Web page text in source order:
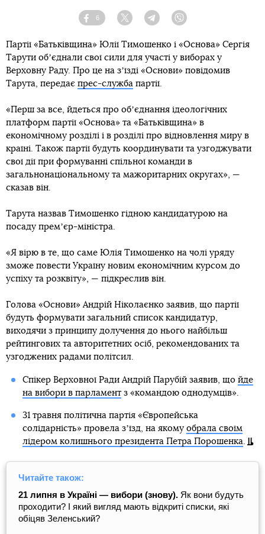
Facebook
6
Twitter TelegramViber
Партії «Батьківщина» Юлії Тимошенко і «Основа» Сергія
Тарути обʼєднали свої сили для участі у виборах у
Верховну Раду. Про це на зʼїзді «Основи» повідомив
Тарута, передає прес-служба партії.
«Перш за все, йдеться про обʼєднання ідеологічних
платформ партії «Основа» та «Батьківщина» в
економічному розділі і в розділі про відновлення миру в
країні. Також партії будуть координувати та узгоджувати
свої дії при формуванні спільної команди в
загальнонаціональному та мажоритарних округах», —
сказав він.
Тарута назвав Тимошенко гідною кандидатурою на
посаду премʼєр-міністра.
«Я вірю в те, що саме Юлія Тимошенко на чолі уряду
зможе повести Україну новим економічним курсом до
успіху та розквіту», — підкреслив він.
Голова «Основи» Андрій Ніколаєнко заявив, що партії
будуть формувати загальний список кандидатур,
виходячи з принципу долучення до нього найбільш
рейтингових та авторитетних осіб, рекомендованих та
узгоджених радами політсил.
Спікер Верховної Ради Андрій Парубій заявив, що йде
на вибори в парламентз «командою однодумців».
31 травня політична партія «Європейська
солідарність» провела зʼїзд, на якому обрала своїм
лідером колишнього президента Петра Порошенка.
Читайте також:
21 липня в Україні — вибори (знову). Як вони будуть
проходити? І який вигляд мають відкриті списки, які
обіцяв Зеленський?